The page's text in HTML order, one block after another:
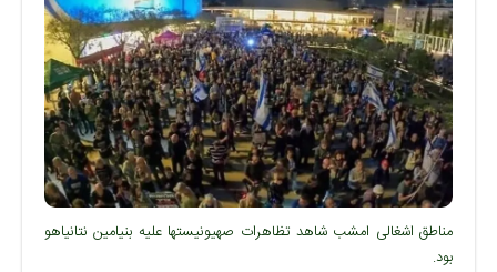
مناطق اشغالی امشب شاهد تظاهرات صهیونیستها علیه بنیامین نتانیاهو
بود.